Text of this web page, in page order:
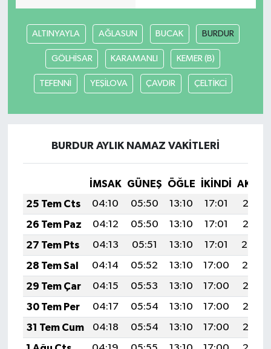
ALTINYAYLA AĞLASUN BUCAK BURDUR
GÖLHİSAR KARAMANLI KEMER (B)
TEFENNİ YEŞİLOVA ÇAVDIR ÇELTİKCİ
BURDUR AYLIK NAMAZ VAKITLERI
İMSAK GÜNEŞ ÖĞLE İKINDI
25 Tem Cts
04:10 05:50 13:10 17:01
20:21
26 Tem Paz
04:12 05:50 13:10 17:01
20:21
27 Tem Pts
04:13 05:51 13:10 17:01
20:20
28 Tem Sal
04:14 05:52 13:10 17:00
20:19
29 Tem Çar
04:15 05:53 13:10 17:00
20:18
30 Tem Per
04:17 05:54 13:10 17:00
20:17
31 Tem Cum
04:18 05:54 13:10 17:00
20:16